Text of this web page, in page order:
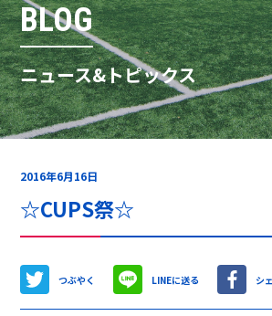
BLOG
ニュース&トピックス
2016年6月16日
☆CUPS祭☆
つぶやく LINEに送る シ